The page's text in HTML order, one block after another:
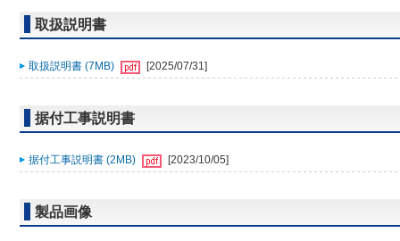
取扱説明書
取扱説明書 (7MB) [2025/07/31]
据付工事説明書
据付工事説明書 (2MB) [2023/10/05]
製品画像